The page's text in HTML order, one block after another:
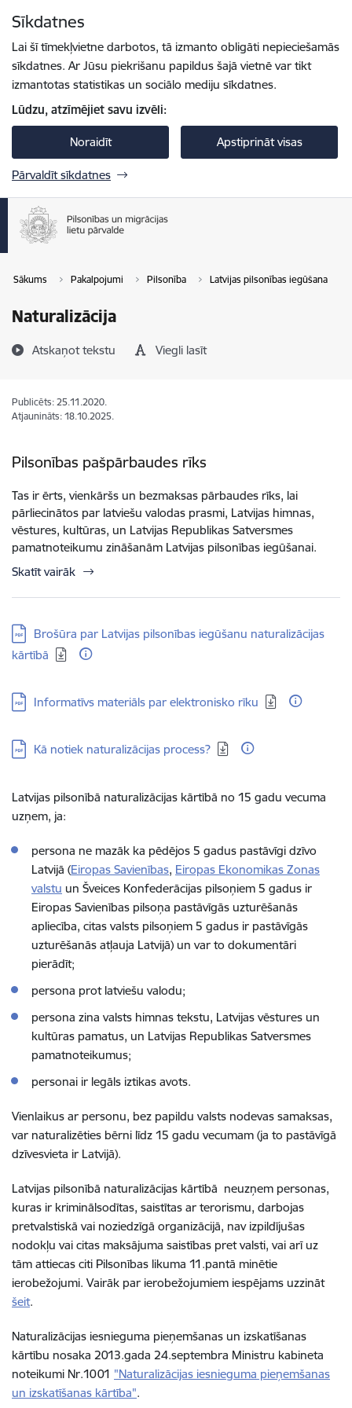
Sīkdatnes
Lai šī tīmekļvietne darbotos, tā izmanto obligāti nepieciešamās
sīkdatnes. Ar Jūsu piekrišanu papildus šajā vietnē var tikt
izmantotas statistikas un sociālo mediju sīkdatnes.
Lūdzu, atzīmējiet savu izvēli:
Noraidīt Apstiprināt visas
Pārvaldīt sīkdatnes
Sākums Pakalpojumi Pilsonība Latvijas pilsonības iegūšana
Naturalizācija
Atskaņot tekstu Viegli lasīt
Publicēts: 25.11.2020.
Atjaunināts: 18.10.2025.
Pilsonības pašpārbaudes rīks
Tas ir ērts, vienkāršs un bezmaksas pārbaudes rīks, lai
pārliecinātos par latviešu valodas prasmi, Latvijas himnas,
vēstures, kultūras, un Latvijas Republikas Satversmes
pamatnoteikumu zināšanām Latvijas pilsonības iegūšanai.
Skatīt vairāk
Lejupielādēt:
Brošūra par Latvijas pilsonības iegūšanu naturalizācijas
kārtībā
Lejupielādēt:
Informatīvs materiāls par elektronisko rīku
Lejupielādēt:
Kā notiek naturalizācijas process?
Latvijas pilsonībā naturalizācijas kārtībā no 15 gadu vecuma
uzņem, ja:
persona ne mazāk ka pēdējos 5 gadus pastāvīgi dzīvo
Latvijā (Eiropas Savienības, Eiropas Ekonomikas Zonas
valstu un Šveices Konfederācijas pilsoņiem 5 gadus ir
Eiropas Savienības pilsoņa pastāvīgās uzturēšanās
apliecība, citas valsts pilsoņiem 5 gadus ir pastāvīgās
uzturēšanās atļauja Latvijā) un var to dokumentāri
pierādīt;
persona prot latviešu valodu;
persona zina valsts himnas tekstu, Latvijas vēstures un
kultūras pamatus, un Latvijas Republikas Satversmes
pamatnoteikumus;
personai ir legāls iztikas avots.
Vienlaikus ar personu, bez papildu valsts nodevas samaksas,
var naturalizēties bērni līdz 15 gadu vecumam (ja to pastāvīgā
dzīvesvieta ir Latvijā).
Latvijas pilsonībā naturalizācijas kārtībā neuzņem personas,
kuras ir kriminālsodītas, saistītas ar terorismu, darbojas
pretvalstiskā vai noziedzīgā organizācijā, nav izpildījušas
nodokļu vai citas maksājuma saistības pret valsti, vai arī uz
tām attiecas citi Pilsonības likuma 11.pantā minētie
ierobežojumi. Vairāk par ierobežojumiem iespējams uzzināt
šeit.
Naturalizācijas iesnieguma pieņemšanas un izskatīšanas
kārtību nosaka 2013.gada 24.septembra Ministru kabineta
noteikumi Nr.1001 "Naturalizācijas iesnieguma pieņemšanas
un izskatīšanas kārtība".